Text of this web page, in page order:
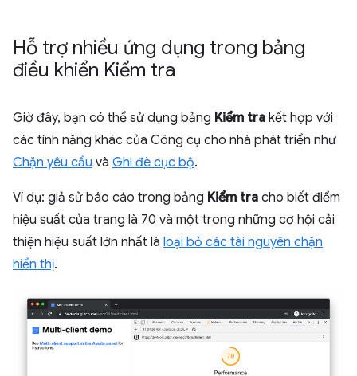
Hỗ trợ nhiều ứng dụng trong bảng
điều khiển Kiểm tra
Giờ đây, bạn có thể sử dụng bảng Kiểm tra kết hợp với
các tính năng khác của Công cụ cho nhà phát triển như
Chặn yêu cầu và Ghi đè cục bộ.
Ví dụ: giả sử báo cáo trong bảng Kiểm tra cho biết điểm
hiệu suất của trang là 70 và một trong những cơ hội cải
thiện hiệu suất lớn nhất là loại bỏ các tài nguyên chặn
hiển thị.